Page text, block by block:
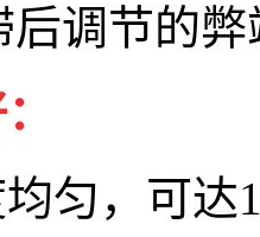
后调节的弊
匀，可